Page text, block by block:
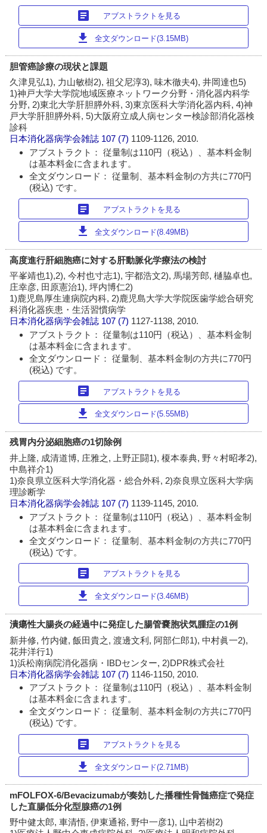
article アブストラクトを見る
download 全文ダウンロード(3.15MB)
胆管癌診療の現状と課題
久津見弘1), 力山敏樹2), 祖父尼淳3), 味木徹夫4), 井岡達也5)
1)神戸大学大学院地域医療ネットワーク分野・消化器内科学
分野, 2)東北大学肝胆膵外科, 3)東京医科大学消化器内科, 4)神
戸大学肝胆膵外科, 5)大阪府立成人病センター検診部消化器検
診科
日本消化器病学会雑誌 107 (7) 1109-1126, 2010.
アブストラクト： 従量制は110円（税込）、基本料金制
は基本料金に含まれます。
全文ダウンロード： 従量制、基本料金制の方共に770円
(税込) です。
article アブストラクトを見る
download 全文ダウンロード(8.49MB)
高度進行肝細胞癌に対する肝動脈化学療法の検討
平峯靖也1),2), 今村也寸志1), 宇都浩文2), 馬場芳郎, 樋脇卓也,
庄幸彦, 田原憲治1), 坪内博仁2)
1)鹿児島厚生連病院内科, 2)鹿児島大学大学院医歯学総合研究
科消化器疾患・生活習慣病学
日本消化器病学会雑誌 107 (7) 1127-1138, 2010.
アブストラクト： 従量制は110円（税込）、基本料金制
は基本料金に含まれます。
全文ダウンロード： 従量制、基本料金制の方共に770円
(税込) です。
article アブストラクトを見る
download 全文ダウンロード(5.55MB)
残胃内分泌細胞癌の1切除例
井上隆, 成清道博, 庄雅之, 上野正闘1), 榎本泰典, 野々村昭孝2),
中島祥介1)
1)奈良県立医科大学消化器・総合外科, 2)奈良県立医科大学病
理診断学
日本消化器病学会雑誌 107 (7) 1139-1145, 2010.
アブストラクト： 従量制は110円（税込）、基本料金制
は基本料金に含まれます。
全文ダウンロード： 従量制、基本料金制の方共に770円
(税込) です。
article アブストラクトを見る
download 全文ダウンロード(3.46MB)
潰瘍性大腸炎の経過中に発症した腸管嚢胞状気腫症の1例
新井修, 竹内健, 飯田貴之, 渡邊文利, 阿部仁郎1), 中村眞一2),
花井洋行1)
1)浜松南病院消化器病・IBDセンター, 2)DPR株式会社
日本消化器病学会雑誌 107 (7) 1146-1150, 2010.
アブストラクト： 従量制は110円（税込）、基本料金制
は基本料金に含まれます。
全文ダウンロード： 従量制、基本料金制の方共に770円
(税込) です。
article アブストラクトを見る
download 全文ダウンロード(2.71MB)
mFOLFOX-6/Bevacizumabが奏効した播種性骨髄癌症で発症
した直腸低分化型腺癌の1例
野中健太郎, 車清悟, 伊東通裕, 野中一彦1), 山中若樹2)